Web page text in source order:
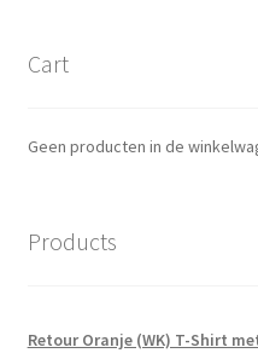
Cart
Geen producten in de
Products
Retour Oranje (WK) T-Shirt